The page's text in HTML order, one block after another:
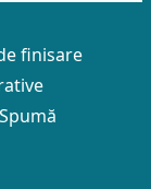
finisare